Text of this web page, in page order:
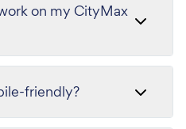
on my CityMax
friendly?